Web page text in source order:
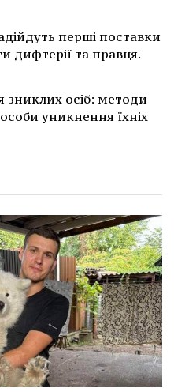
перші поставки
дифтерії та правця.
зниклих осіб: методи
уникнення їхніх